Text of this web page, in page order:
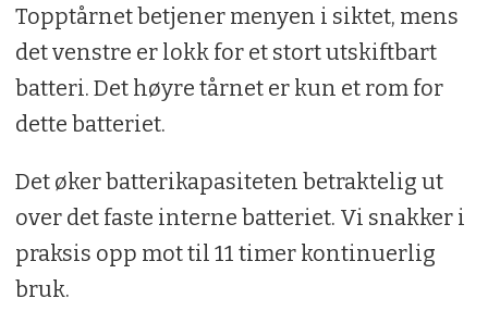
Topptårnet betjener menyen i siktet, mens
det venstre er lokk for et stort utskiftbart
batteri. Det høyre tårnet er kun et rom for
dette batteriet.
Det øker batterikapasiteten betraktelig ut
over det faste interne batteriet. Vi snakker i
praksis opp mot til 11 timer kontinuerlig
bruk.